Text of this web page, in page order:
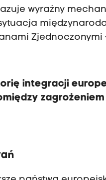
wyraźny
Zjednoczonymi
integracji